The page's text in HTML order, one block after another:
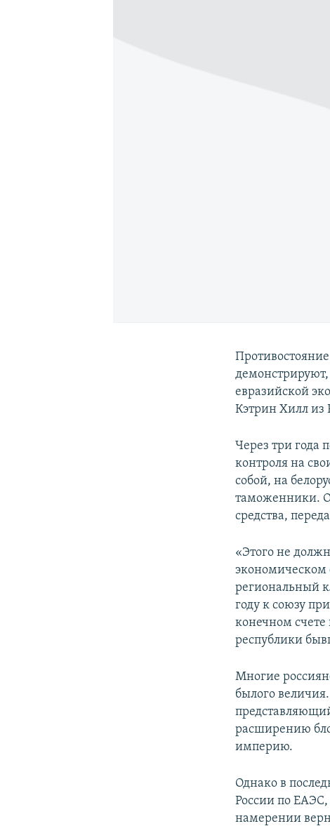
евразийской
Кэтрин Хилл из
Через три года
контроля на
собой, на
таможенники.
средства,
«Этого не
экономическом
региональный
году к союзу
конечном
республики
Многие
былого
расширению
империю.
Однако в
России по ЕАЭС,
намерении